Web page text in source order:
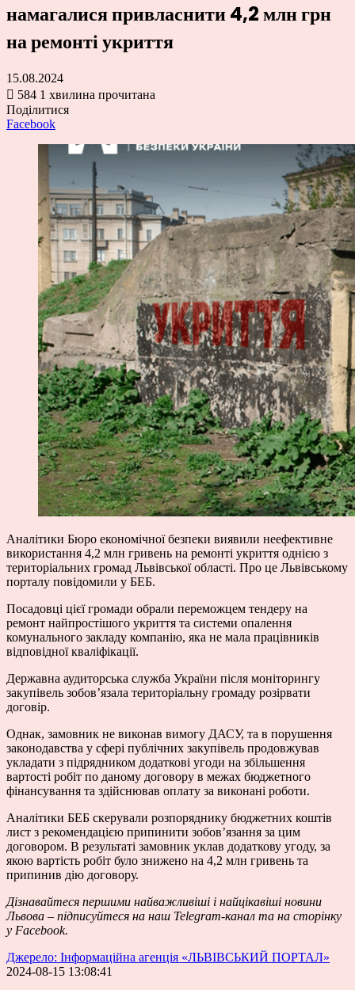
намагалися привласнити 4,2 млн грн
на ремонті укриття
15.08.2024
584 1 хвилина прочитана
Поділитися
Facebook
Аналітики Бюро економічної безпеки виявили неефективне
використання 4,2 млн гривень на ремонті укриття однією з
територіальних громад Львівської області. Про це Львівському
порталу повідомили у БЕБ.
Посадовці цієї громади обрали переможцем тендеру на
ремонт найпростішого укриття та системи опалення
комунального закладу компанію, яка не мала працівників
відповідної кваліфікації.
Державна аудиторська служба України після моніторингу
закупівель зобов’язала територіальну громаду розірвати
договір.
Однак, замовник не виконав вимогу ДАСУ, та в порушення
законодавства у сфері публічних закупівель продовжував
укладати з підрядником додаткові угоди на збільшення
вартості робіт по даному договору в межах бюджетного
фінансування та здійснював оплату за виконані роботи.
Аналітики БЕБ скерували розпоряднику бюджетних коштів
лист з рекомендацією припинити зобов’язання за цим
договором. В результаті замовник уклав додаткову угоду, за
якою вартість робіт було знижено на 4,2 млн гривень та
припинив дію договору.
Дізнавайтеся першими найважливіші і найцікавіші новини
Львова – підписуйтеся на наш Telegram-канал та на сторінку
у Facebook.
Джерело: Інформаційна агенція «ЛЬВІВСЬКИЙ ПОРТАЛ»
2024-08-15 13:08:41